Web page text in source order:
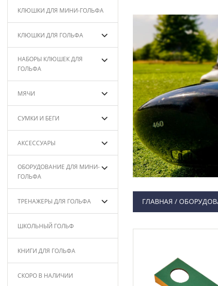
КЛЮШКИ ДЛЯ МИНИ-ГОЛЬФА
КЛЮШКИ ДЛЯ ГОЛЬФА
НАБОРЫ КЛЮШЕК ДЛЯ
ГОЛЬФА
МЯЧИ
СУМКИ И БЕГИ
АКСЕССУАРЫ
ОБОРУДОВАНИЕ ДЛЯ МИНИ-
ГОЛЬФА
ТРЕНАЖЕРЫ ДЛЯ ГОЛЬФА
ШКОЛЬНЫЙ ГОЛЬФ
КНИГИ ДЛЯ ГОЛЬФА
СКОРО В НАЛИЧИИ
ГЛАВНАЯ /